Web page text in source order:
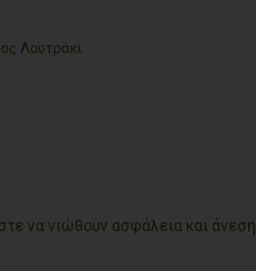
Λουτράκι.
να νιώθουν ασφάλεια και άνεση